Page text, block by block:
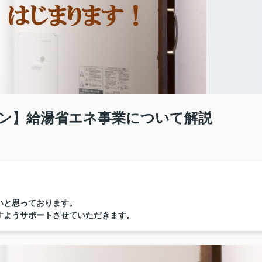
】給湯省エネ事業について解説
思っております。
うサポートさせていただきます。